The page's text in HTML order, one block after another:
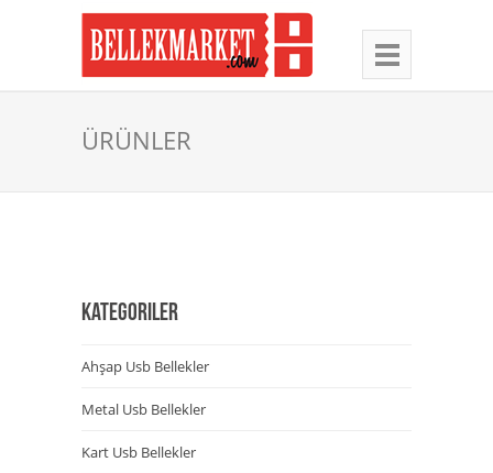
ÜRÜNLER
KATEGORILER
Ahşap Usb Bellekler
Metal Usb Bellekler
Kart Usb Bellekler